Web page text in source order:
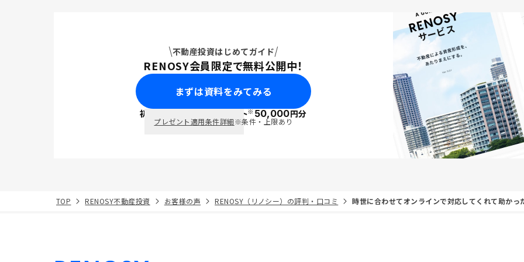
不動産投資はじめてガイド
RENOSY会員限定で無料公開中！
まずは資料をみてみる
初回面談で ポイント※50,000円分
プレゼント適用条件詳細※条件・上限あり
TOP RENOSY不動産投資 お客様の声 RENOSY（リノシー）の評判・口コミ 時世に合わせてオンラインで対応してくれて助かっ